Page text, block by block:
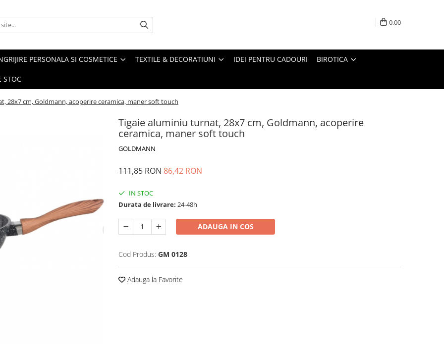
0,00
PERSONALA SI COSMETICE TEXTILE & DECORATIUNI IDEI PENTRU CADOURI BIROTICA
STOC
28x7 cm, Goldmann, acoperire ceramica, maner soft touch
Tigaie aluminiu turnat, 28x7 cm, Goldmann, acoperire
ceramica, maner soft touch
GOLDMANN
111,85 RON86,42 RON
IN STOC
Durata de livrare: 24-48h
ADAUGA IN COS
Cod Produs: GM 0128
Adauga la Favorite